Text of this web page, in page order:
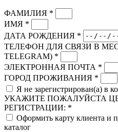
ФАМИЛИЯ *
ИМЯ *
ДАТА РОЖДЕНИЯ *
ТЕЛЕФОН ДЛЯ СВЯЗИ В
TELEGRAM) *
ЭЛЕКТРОННАЯ ПОЧТА *
ГОРОД ПРОЖИВАНИЯ *
Я не зарегистрирован(а) в
УКАЖИТЕ ПОЖАЛУЙСТА
РЕГИСТРАЦИИ: *
Оформить карту клиента и
каталог